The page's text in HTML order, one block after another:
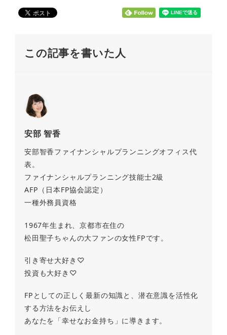
この記事を書いた人
安部 智香
安部智香ファイナンシャルプランニングオフィス代
表。
ファイナンシャルプランニング技能士2級
AFP（日本FP協会認定）
一種外務員資格
1967年生まれ、京都市在住の
松田聖子ちゃんの大ファンの女性FPです。
引き寄せ大好き♡
投資も大好き♡
FPとしての正しく最新の知識と、潜在意識を活性化
する方法をお伝えし
あなたを「幸せなお金持ち」に導きます。